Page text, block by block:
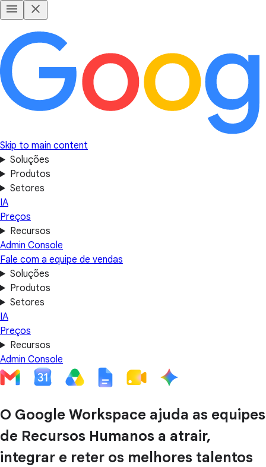
Skip to main content
Soluções
Produtos
Setores
IA
Preços
Recursos
Admin Console
Fale com a equipe de vendas
Soluções
Produtos
Setores
IA
Preços
Recursos
Admin Console
O Google Workspace ajuda as equipes
de Recursos Humanos a atrair,
integrar e reter os melhores talentos